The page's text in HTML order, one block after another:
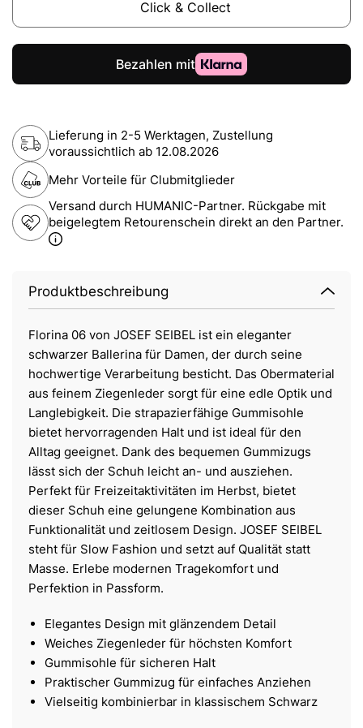
Click & Collect
Lieferung in 2-5 Werktagen, Zustellung
voraussichtlich ab 12.08.2026
Mehr Vorteile für Clubmitglieder
Versand durch HUMANIC-Partner. Rückgabe mit
beigelegtem Retourenschein direkt an den Partner.
Produktbeschreibung
Florina 06 von JOSEF SEIBEL ist ein eleganter
schwarzer Ballerina für Damen, der durch seine
hochwertige Verarbeitung besticht. Das Obermaterial
aus feinem Ziegenleder sorgt für eine edle Optik und
Langlebigkeit. Die strapazierfähige Gummisohle
bietet hervorragenden Halt und ist ideal für den
Alltag geeignet. Dank des bequemen Gummizugs
lässt sich der Schuh leicht an- und ausziehen.
Perfekt für Freizeitaktivitäten im Herbst, bietet
dieser Schuh eine gelungene Kombination aus
Funktionalität und zeitlosem Design. JOSEF SEIBEL
steht für Slow Fashion und setzt auf Qualität statt
Masse. Erlebe modernen Tragekomfort und
Perfektion in Passform.
Elegantes Design mit glänzendem Detail
Weiches Ziegenleder für höchsten Komfort
Gummisohle für sicheren Halt
Praktischer Gummizug für einfaches Anziehen
Vielseitig kombinierbar in klassischem Schwarz